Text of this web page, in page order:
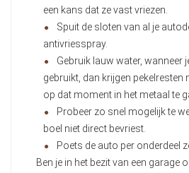
een kans dat ze vast vriezen.
Spuit de sloten van al je
antivriesspray.
Gebruik lauw water, wanneer
gebruikt, dan krijgen pekelresten
op dat moment in het metaal te
Probeer zo snel mogelijk te
boel niet direct bevriest.
Poets de auto per onderdeel
Ben je in het bezit van een garage